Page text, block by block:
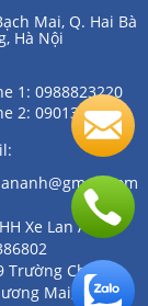
Mai, Q. Hai Bà
Hà Nội
1: 0988823220
2: 0901361111
Xe Lan Anh
Chinh,
Mai, quận